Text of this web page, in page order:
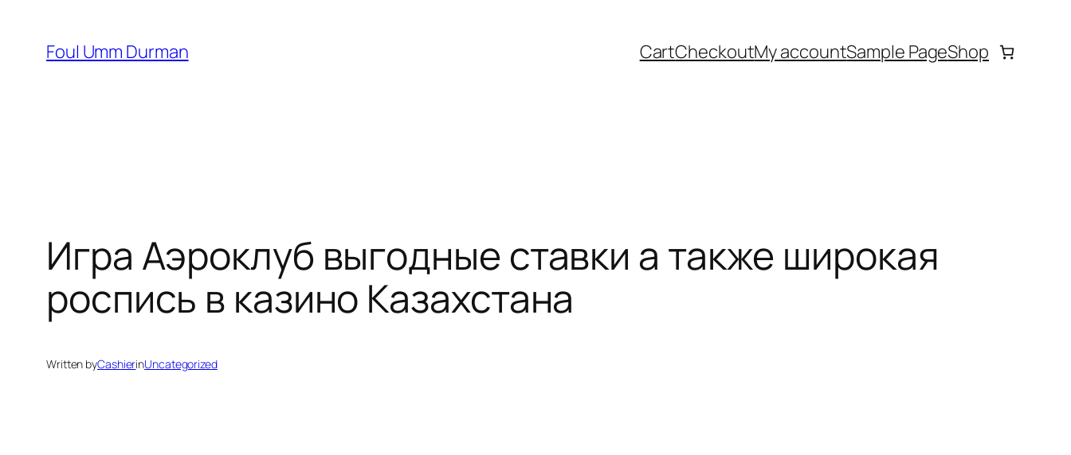
content
Foul Umm Durman CartCheckoutMy accountSample PageShop
Игра Аэроклуб выгодные ставки а также широкая
роспись в казино Казахстана
Written byCashierinUncategorized